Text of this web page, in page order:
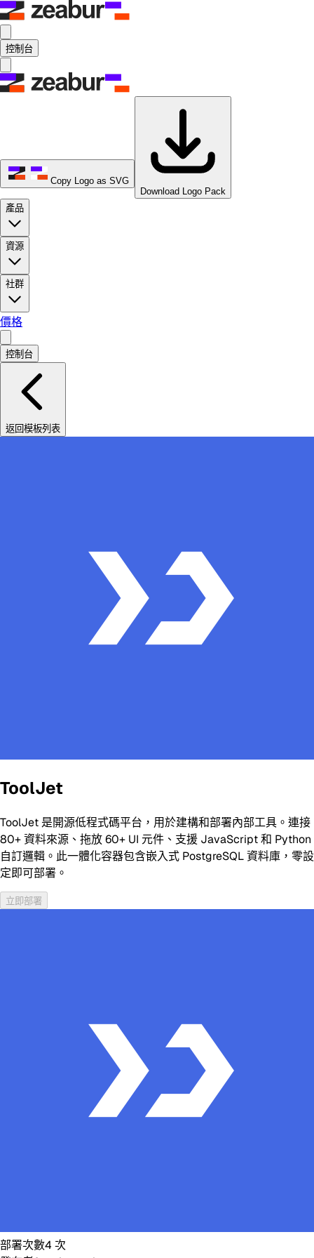
控制台
Copy Logo as SVG
Download Logo Pack
產品
資源
社群
價格
控制台
返回模板列表
ToolJet
ToolJet 是開源低程式碼平台，用於建構和部署內部工具。連接
80+ 資料來源、拖放 60+ UI 元件、支援 JavaScript 和 Python
自訂邏輯。此一體化容器包含嵌入式 PostgreSQL 資料庫，零設
定即可部署。
立即部署
部署次數4 次